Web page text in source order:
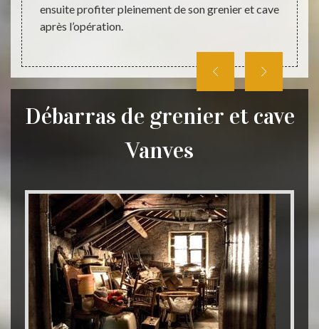
ensuite profiter pleinement de son grenier et cave
après l’opération.
Débarras de grenier et cave
Vanves